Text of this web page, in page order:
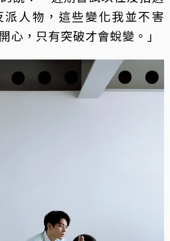
派人物，這些變化我並不害
心，只有突破才會蛻變。」